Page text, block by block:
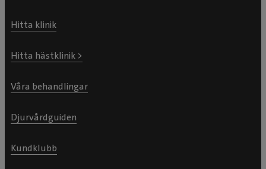
Hitta klinik
Hitta hästklinik >
Våra behandlingar
Djurvårdguiden
Kundklubb